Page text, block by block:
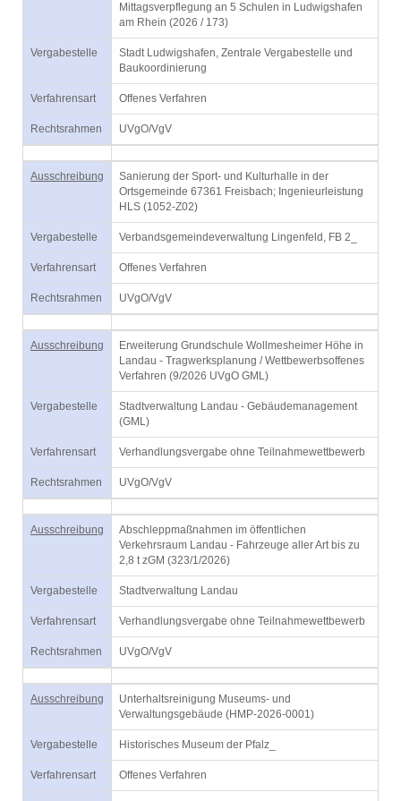
Mittagsverpflegung an 5 Schulen in Ludwigshafen
am Rhein (2026 / 173)
Vergabestelle
Stadt Ludwigshafen, Zentrale Vergabestelle und
Baukoordinierung
Verfahrensart Offenes Verfahren
Rechtsrahmen UVgO/VgV
Ausschreibung
Sanierung der Sport- und Kulturhalle in der
Ortsgemeinde 67361 Freisbach; Ingenieurleistung
HLS (1052-Z02)
Vergabestelle Verbandsgemeindeverwaltung Lingenfeld, FB 2_
Verfahrensart Offenes Verfahren
Rechtsrahmen UVgO/VgV
Ausschreibung
Erweiterung Grundschule Wollmesheimer Höhe in
Landau - Tragwerksplanung / Wettbewerbsoffenes
Verfahren (9/2026 UVgO GML)
Vergabestelle
Stadtverwaltung Landau - Gebäudemanagement
(GML)
Verfahrensart Verhandlungsvergabe ohne Teilnahmewettbewerb
Rechtsrahmen UVgO/VgV
Ausschreibung
Abschleppmaßnahmen im öffentlichen
Verkehrsraum Landau - Fahrzeuge aller Art bis zu
2,8 t zGM (323/1/2026)
Vergabestelle Stadtverwaltung Landau
Verfahrensart Verhandlungsvergabe ohne Teilnahmewettbewerb
Rechtsrahmen UVgO/VgV
Ausschreibung
Unterhaltsreinigung Museums- und
Verwaltungsgebäude (HMP-2026-0001)
Vergabestelle Historisches Museum der Pfalz_
Verfahrensart Offenes Verfahren